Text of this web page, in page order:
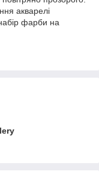
акварелі
фарби на